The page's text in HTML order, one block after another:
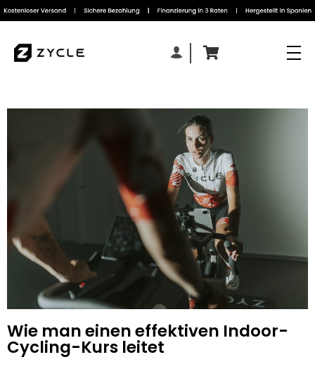
Wie man einen effektiven Indoor-
Cycling-Kurs leitet